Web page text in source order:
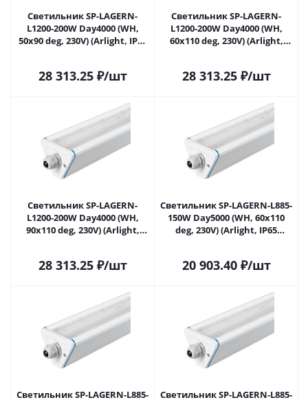
Светильник SP-LAGERN-
L1200-200W Day4000 (WH,
50х90 deg, 230V) (Arlight, IP65
28 313.25₽/шт
Светильник SP-LAGERN-
L1200-200W Day4000 (WH,
60х110 deg, 230V) (Arlight,
28 313.25₽/шт
Светильник SP-LAGERN-
L1200-200W Day4000 (WH,
90х110 deg, 230V) (Arlight,
28 313.25₽/шт
Светильник SP-LAGERN-L885-
150W Day5000 (WH, 60х110
deg, 230V) (Arlight, IP65
20 903.40₽/шт
Светильник SP-LAGERN-L885-
Светильник SP-LAGERN-L885-